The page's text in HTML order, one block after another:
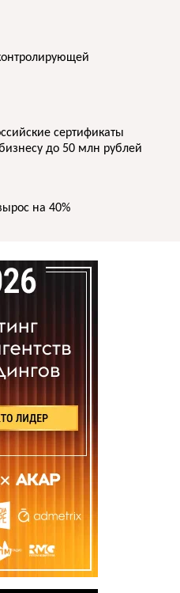
сертификаты
до 50 млн рублей
на 40%